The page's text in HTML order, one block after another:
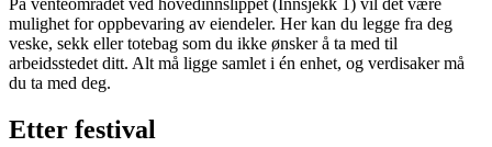
På venteområdet ved hovedinnslippet (Innsjekk 1) vil det være
mulighet for oppbevaring av eiendeler. Her kan du legge fra deg
veske, sekk eller totebag som du ikke ønsker å ta med til
arbeidsstedet ditt. Alt må ligge samlet i én enhet, og verdisaker må
du ta med deg.
Etter festival